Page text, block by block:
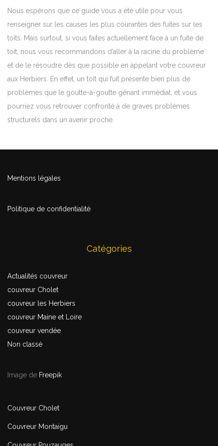
Nous espérons que ce guide vous a été utile pour vous
renseigner sur les causes les plus courantes des fuites sur les
toits. Mais surtout, si vous faites actuellement face à un fuite de
toit , nous vous recommandons d’aller à la racine du problème
et de le résoudre dès que possible en appelant votre couvreur
aux Herbiers. En effet, un toit qui fuit présente bien plus de
problèmes que le goutte-à-goutte gênant immédiat, et vous
pourriez vous retrouver confronté à de graves problèmes
structurels dans un avenir proche.
Mentions légales
Politique de confidentialité
Catégories
Actualités couvreur
couvreur Cholet
couvreur les Herbiers
couvreur Maine et Loire
couvreur vendée
Non classé
Image de Freepik
Couvreur Cholet
Couvreur Montaigu